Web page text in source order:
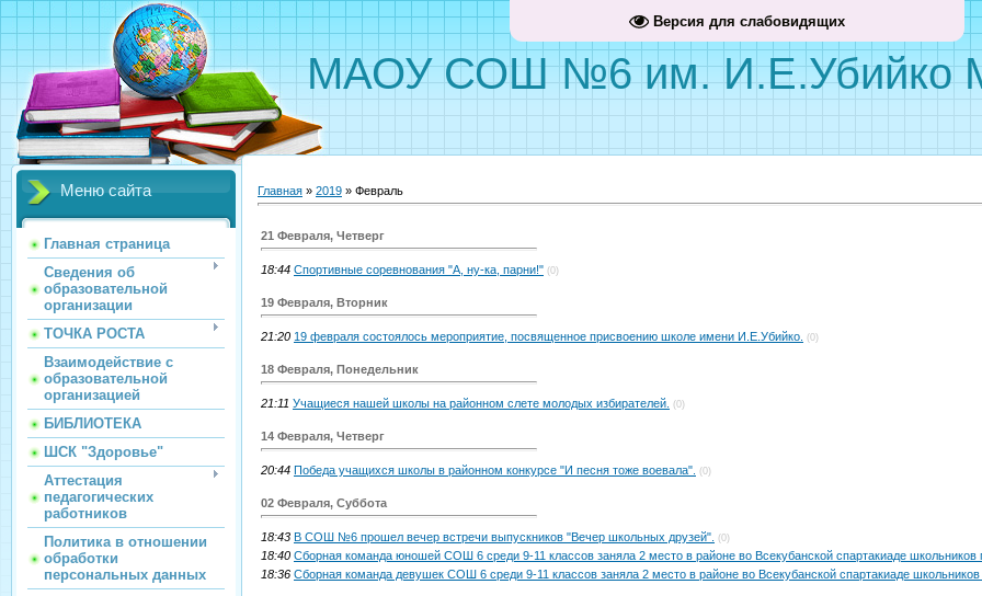
Версия для слабовидящих
МАОУ СОШ №6 им. И.Е.Убийко
Меню сайта
Главная страница
Сведения об
образовательной
организации
ТОЧКА РОСТА
Взаимодействие с
образовательной
организацией
БИБЛИОТЕКА
ШСК "Здоровье"
Аттестация
педагогических
работников
Политика в отношении
обработки
персональных данных
Главная » 2019 » Февраль
21 Февраля, Четверг
18:44 Спортивные соревнования "А, ну-ка, парни!" (0)
19 Февраля, Вторник
21:20 19 февраля состоялось мероприятие, посвященное присвоению школе имени И.Е.Убийко. (0)
18 Февраля, Понедельник
21:11 Учащиеся нашей школы на районном слете молодых избирателей. (0)
14 Февраля, Четверг
20:44 Победа учащихся школы в районном конкурсе "И песня тоже воевала". (0)
02 Февраля, Суббота
18:43 В СОШ №6 прошел вечер встречи выпускников "Вечер школьных друзей". (0)
18:40 Сборная команда юношей СОШ 6 среди 9-11 классов заняла 2 место в районе во Всекубанской спартакиаде школьников
18:36 Сборная команда девушек СОШ 6 среди 9-11 классов заняла 2 место в районе во Всекубанской спартакиаде школьников